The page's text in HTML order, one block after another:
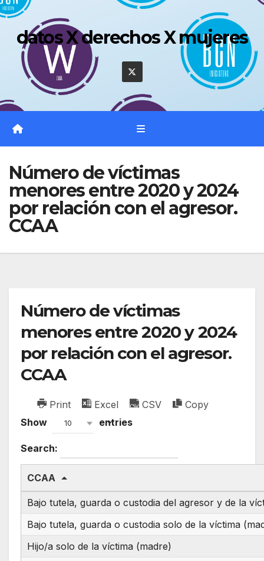
Saltar
contenido
datos X derechos X mujeres
Número de víctimas
menores entre 2020 y 2024
por relación con el agresor.
CCAA
Número de víctimas
menores entre 2020 y 2024
por relación con el agresor.
CCAA
Print Excel CSV
Copy
Show
10 entries
Search:
CCAA
Bajo tutela, guarda o custodia del agresor y de la
Bajo tutela, guarda o custodia solo de la víctima
Hijo/a solo de la víctima (madre)